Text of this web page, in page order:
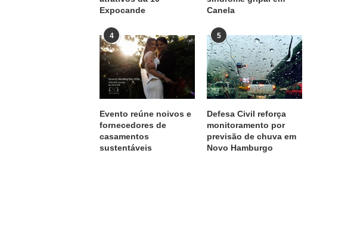
Expocande
Canela
4
Evento reúne noivos e
fornecedores de
casamentos
sustentáveis
5
Defesa Civil reforça
monitoramento por
previsão de chuva em
Novo Hamburgo